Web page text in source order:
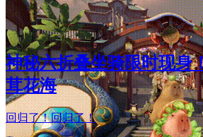
神秘六折叠坐骑限时现身
茸花海
回归了！回归了！